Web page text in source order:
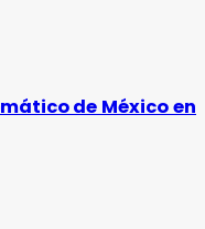
de México en